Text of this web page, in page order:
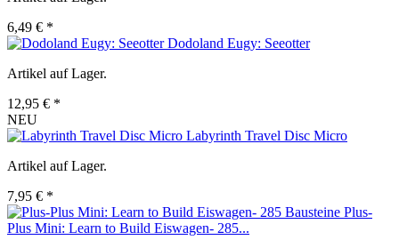
6,49 € *
Dodoland Eugy: Seeotter
Artikel auf Lager.
12,95 € *
NEU
Labyrinth Travel Disc Micro
Artikel auf Lager.
7,95 € *
Plus-
Plus Mini: Learn to Build Eiswagen- 285...